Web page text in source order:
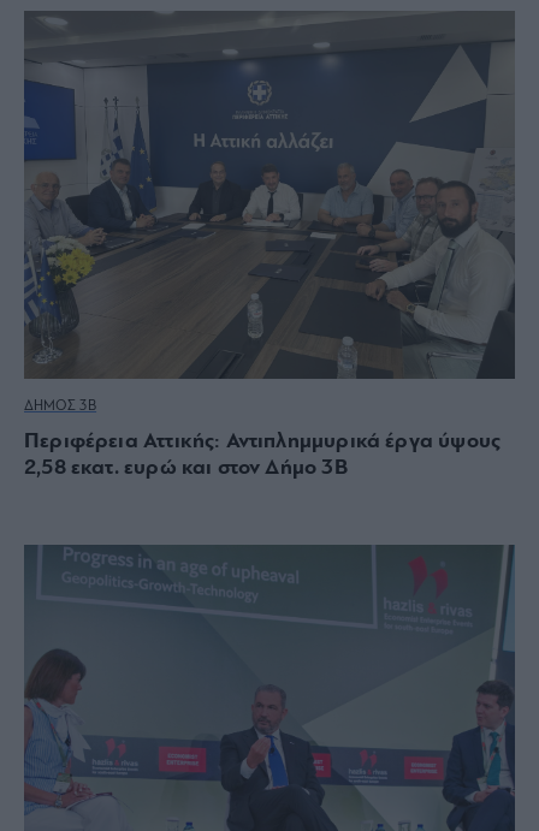
ΔΗΜΟΣ 3Β
Περιφέρεια Αττικής: Αντιπλημμυρικά έργα ύψους
2,58 εκατ. ευρώ και στον Δήμο 3Β